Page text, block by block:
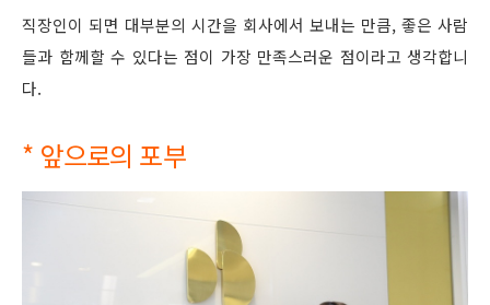
직장인이 되면 대부분의 시간을 회사에서 보내는 만큼, 좋은 사람
들과 함께할 수 있다는 점이 가장 만족스러운 점이라고 생각합니
다.
* 앞으로의 포부